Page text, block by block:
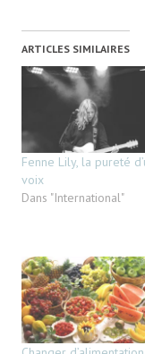
ARTICLES SIMILAIRES
Fenne Lily, la pureté
voix
Dans "International"